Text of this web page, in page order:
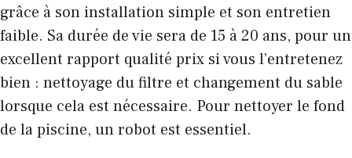
grâce à son installation simple et son entretien
faible. Sa durée de vie sera de 15 à 20 ans, pour un
excellent rapport qualité prix si vous l’entretenez
bien : nettoyage du filtre et changement du sable
lorsque cela est nécessaire. Pour nettoyer le fond
de la piscine, un robot est essentiel.